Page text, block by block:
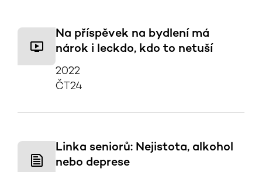
Na příspěvek na bydlení má
nárok i leckdo, kdo to netuší
2022
ČT24
Linka seniorů: Nejistota, alkohol
nebo deprese